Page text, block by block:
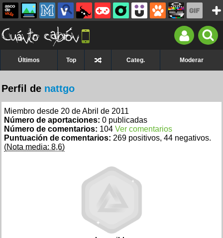
Últimos Top Categ. Moderar
Perfil de nattgo
Miembro desde 20 de Abril de 2011
Número de aportaciones: 0 publicadas
Número de comentarios: 104 Ver comentarios
Puntuación de comentarios: 269 positivos, 44 negativos.
(Nota media: 8,6)